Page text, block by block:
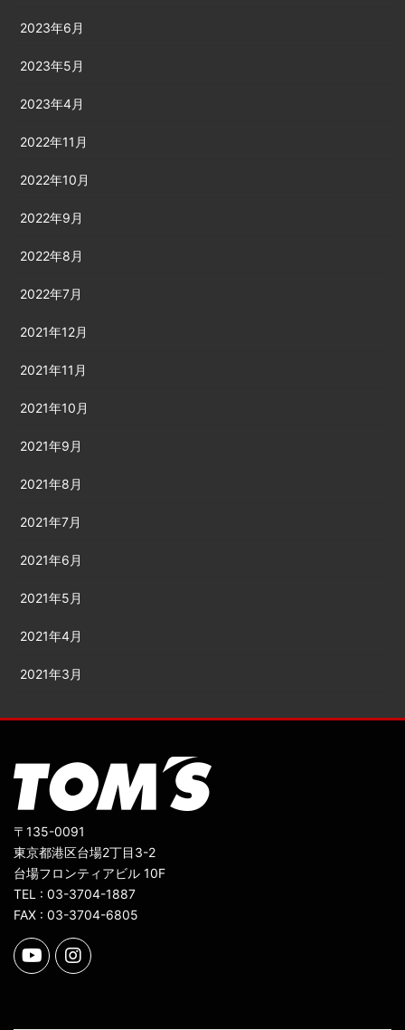
2023年6月
2023年5月
2023年4月
2022年11月
2022年10月
2022年9月
2022年8月
2022年7月
2021年12月
2021年11月
2021年10月
2021年9月
2021年8月
2021年7月
2021年6月
2021年5月
2021年4月
2021年3月
〒135-0091
東京都港区台場2丁目3-2
台場フロンティアビル 10F
TEL : 03-3704-1887
FAX : 03-3704-6805